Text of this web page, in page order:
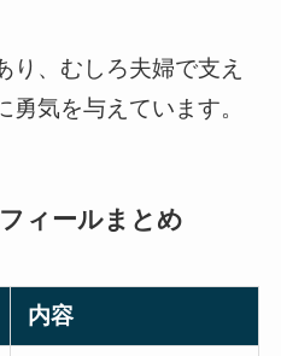
り、むしろ夫婦で支え
気を与えています。
ィールまとめ
内容